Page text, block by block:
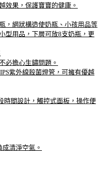
效果，保護寶寶的健康。
，網狀構造使奶瓶、小孩用品等
型用品，下層可放8支奶瓶，更
必擔心生鏽問題。
紫外線殺菌燈管，可擁有優越
間設計，觸控式面板，操作便
清淨空氣。